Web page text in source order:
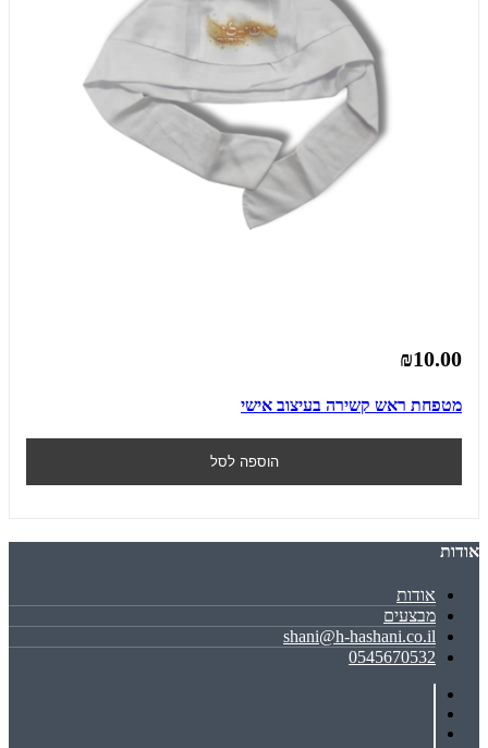
₪10.00
מטפחת ראש קשירה בעיצוב אישי
הוספה לסל
אודות
אודות
מבצעים
shani@h-hashani.co.il
0545670532